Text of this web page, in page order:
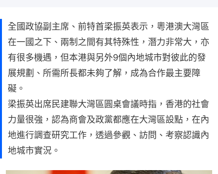
全國政協副主席、前特首梁振英表示，粵港澳大灣區
在一國之下、兩制之間有其特殊性，潛力非常大，亦
有很多機遇，但本港與另外9個內地城市對彼此的發
展規劃、所需所長都未夠了解，成為合作最主要障
礙。
梁振英出席民建聯大灣區圓桌會議時指，香港的社會
力量很強，認為商會及政黨都應在大灣區設點，在內
地進行調查研究工作，透過參觀、訪問、考察認識內
地城市實況。